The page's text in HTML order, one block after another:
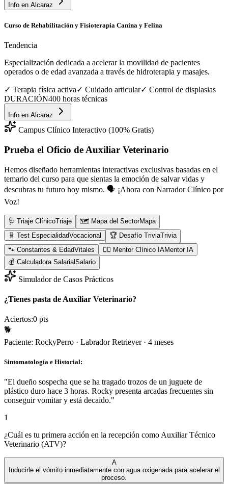
Info en Alcaraz
Curso de Rehabilitación y Fisioterapia Canina y Felina
Tendencia
Especialización dedicada a acelerar la movilidad de pacientes
operados o de edad avanzada a través de hidroterapia y masajes.
✓ Terapia física activa✓ Cuidado articular✓ Control de displasias
DURACIÓN400 horas técnicas
Info en Alcaraz
Campus Clínico Interactivo (100% Gratis)
Prueba el Oficio de Auxiliar Veterinario
Hemos diseñado herramientas interactivas exclusivas basadas en el
temario del curso para que sientas la emoción de salvar vidas y
descubras tu futuro hoy mismo. 🗣️ ¡Ahora con Narrador Clínico por
Voz!
🩺 Triaje ClínicoTriaje 🗺️ Mapa del SectorMapa
🧬 Test EspecialidadVocacional 🏆 Desafío TriviaTrivia
🐾 Constantes & EdadVitales 👨‍⚕️ Mentor Clínico IAMentor IA
💰 Calculadora SalarialSalario
Simulador de Casos Prácticos
¿Tienes pasta de Auxiliar Veterinario?
Aciertos:0 pts
🐕
Paciente: RockyPerro · Labrador Retriever· 4 meses
Sintomatología e Historial:
"El dueño sospecha que se ha tragado trozos de un juguete de
plástico duro hace 3 horas. Rocky presenta arcadas frecuentes sin
conseguir vomitar y está decaído."
1
¿Cuál es tu primera acción en la recepción como Auxiliar Técnico
Veterinario (ATV)?
A
Inducirle el vómito inmediatamente con agua oxigenada para acelerar el
proceso.